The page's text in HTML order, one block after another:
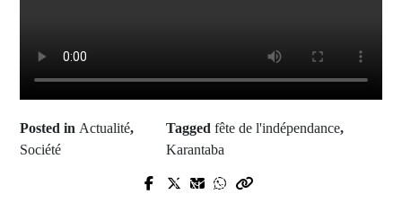
Posted in Actualité,
Société
Taggedfête de l'indépendance,
Karantaba
Prev Post
Next Post